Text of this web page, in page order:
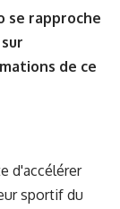
se rapproche
de ce
d'accélérer
sportif du